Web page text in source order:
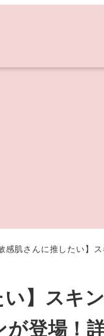
敏感肌さんに推したい】
い】スキ
が登場！